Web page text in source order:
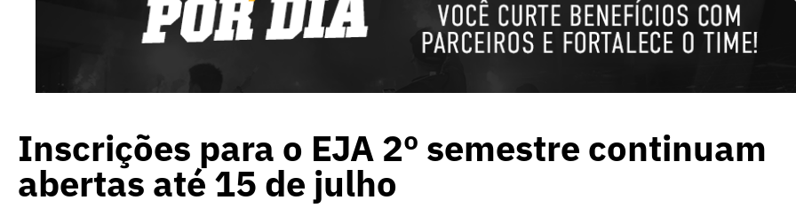
Inscrições para o EJA 2º semestre continuam
abertas até 15 de julho